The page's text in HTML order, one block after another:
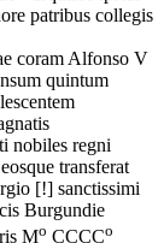
patribus collegis
coram Alfonso V
quintum
nobiles regni
transferat
[!] sanctissimi
Burgundie
Mo CCCCo